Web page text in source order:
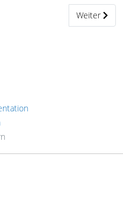
Einstellungen Nächster
Weiter